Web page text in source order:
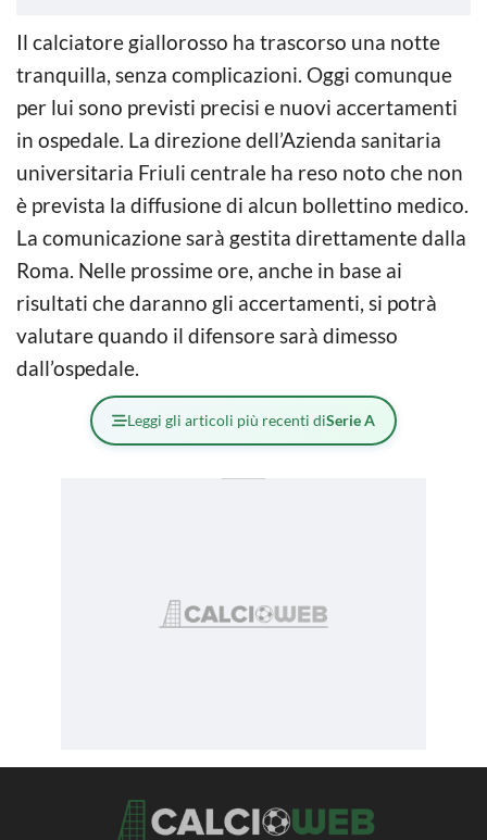
Il calciatore giallorosso ha trascorso una notte
tranquilla, senza complicazioni. Oggi comunque
per lui sono previsti precisi e nuovi accertamenti
in ospedale. La direzione dell’Azienda sanitaria
universitaria Friuli centrale ha reso noto che non
è prevista la diffusione di alcun bollettino medico.
La comunicazione sarà gestita direttamente dalla
Roma. Nelle prossime ore, anche in base ai
risultati che daranno gli accertamenti, si potrà
valutare quando il difensore sarà dimesso
dall’ospedale.
Leggi gli articoli più recenti diSerie A